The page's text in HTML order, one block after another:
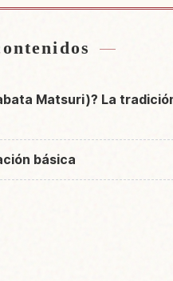
Matsuri)? La
básica